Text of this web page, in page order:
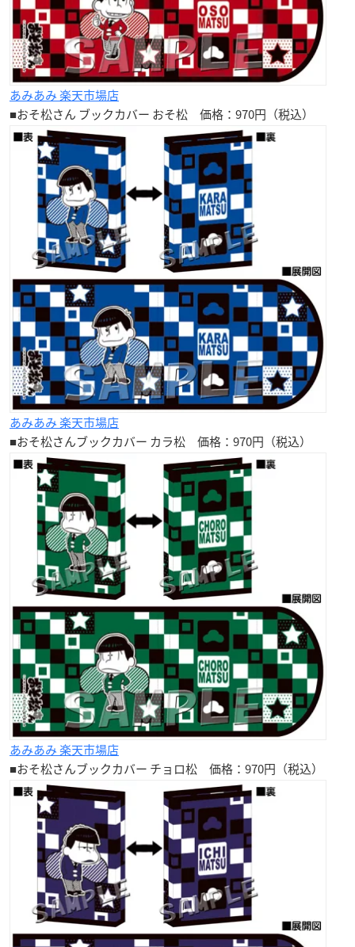
あみあみ 楽天市場店
■おそ松さん ブックカバー おそ松 価格：970円（税込）
あみあみ 楽天市場店
■おそ松さんブックカバー カラ松 価格：970円（税込）
あみあみ 楽天市場店
■おそ松さんブックカバー チョロ松 価格：970円（税込）